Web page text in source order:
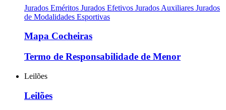
Jurados Eméritos Jurados Efetivos Jurados Auxiliares Jurados
de Modalidades Esportivas
Mapa Cocheiras
Termo de Responsabilidade de Menor
Leilões
Leilões